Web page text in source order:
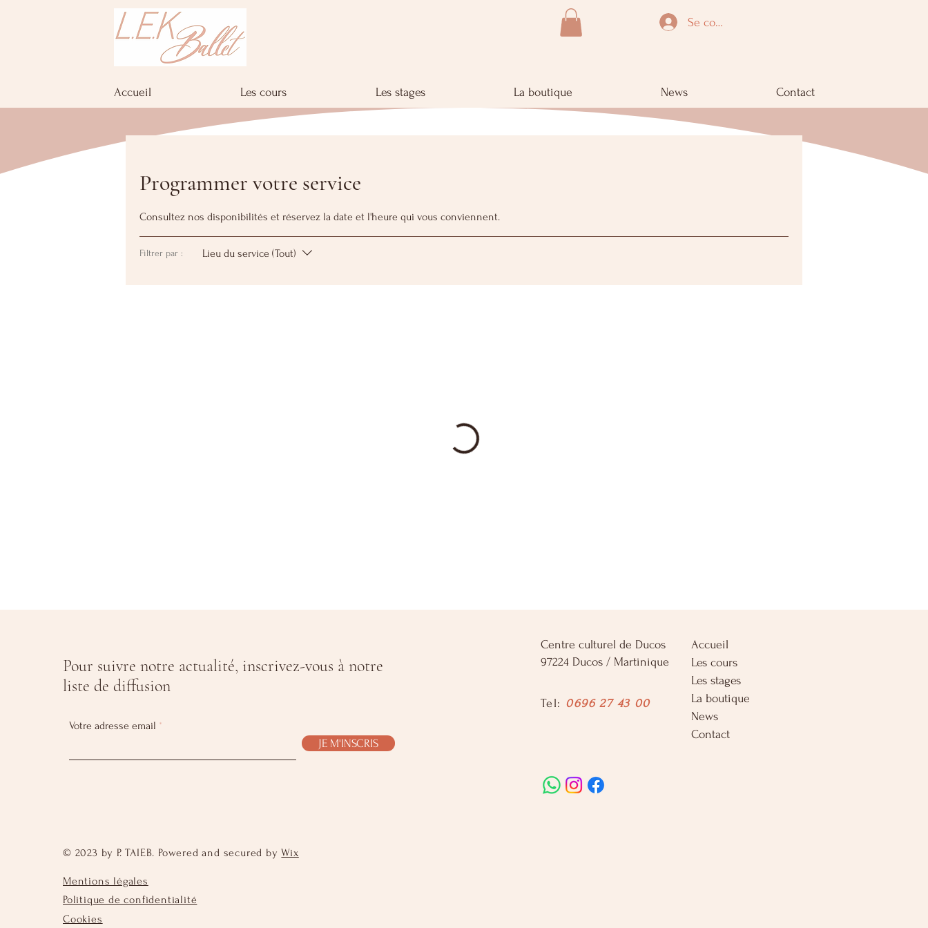
Se connecter
Accueil Les cours Les stages La boutique News Contact
Programmer votre service
Consultez nos disponibilités et réservez la date et l'heure qui vous conviennent.
Filtrer par : Lieu du service (Tout)
Pour suivre notre actualité, inscrivez-vous à notre
liste de diffusion
Votre adresse email
JE M'INSCRIS
© 2023 by P. TAIEB. Powered and secured byWix
Mentions légales
Politique de confidentialité
Cookies
Centre culturel de Ducos
97224 Ducos / Martinique
Tel: 0696 27 43 00
Accueil
Les cours
Les stages
La boutique
News
Contact